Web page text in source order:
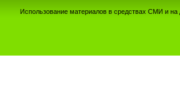
Использование материалов в средствах СМИ и на